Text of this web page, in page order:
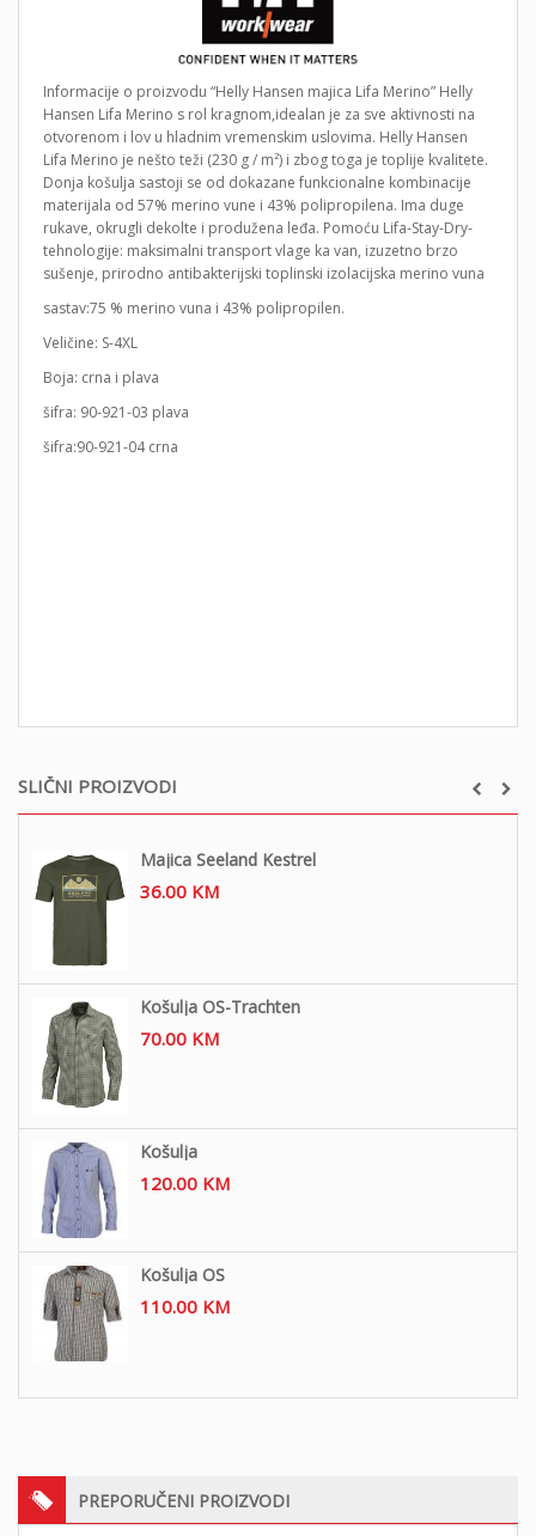
SLIČNI PROIZVODI
Majica Seeland Kestrel
36.00 KM
Košulja OS-Trachten
70.00 KM
Košulja
120.00 KM
Košulja OS
110.00 KM
PREPORUČENI PROIZVODI
Informacije o proizvodu “Helly Hansen majica Lifa Merino” Helly
Hansen Lifa Merino s rol kragnom,idealan je za sve aktivnosti na
otvorenom i lov u hladnim vremenskim uslovima. Helly Hansen
Lifa Merino je nešto teži (230 g / m²) i zbog toga je toplije kvalitete.
Donja košulja sastoji se od dokazane funkcionalne kombinacije
materijala od 57% merino vune i 43% polipropilena. Ima duge
rukave, okrugli dekolte i produžena leđa. Pomoću Lifa-Stay-Dry-
tehnologije: maksimalni transport vlage ka van, izuzetno brzo
sušenje, prirodno antibakterijski toplinski izolacijska merino vuna
sastav:75 % merino vuna i 43% polipropilen.
Veličine: S-4XL
Boja: crna i plava
šifra: 90-921-03 plava
šifra:90-921-04 crna